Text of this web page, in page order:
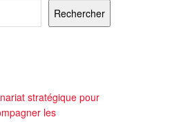
Rechercher
stratégique pour
les